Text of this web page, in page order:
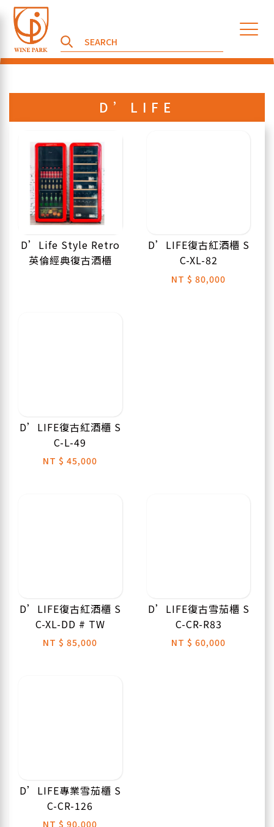
D’LIFE
D’Life Style Retro
英倫經典復古酒櫃
D’LIFE復古紅酒櫃 S
C-XL-82
NT $ 80,000
D’LIFE復古紅酒櫃 S
C-L-49
NT $ 45,000
D’LIFE復古紅酒櫃 S
C-XL-DD # TW
NT $ 85,000
D’LIFE復古雪茄櫃 S
C-CR-R83
NT $ 60,000
D’LIFE專業雪茄櫃 S
C-CR-126
NT $ 90,000